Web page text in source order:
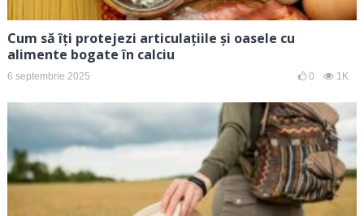
Cum să îți protejezi articulațiile și oasele cu
alimente bogate în calciu
6 septembrie 2025 0 1K